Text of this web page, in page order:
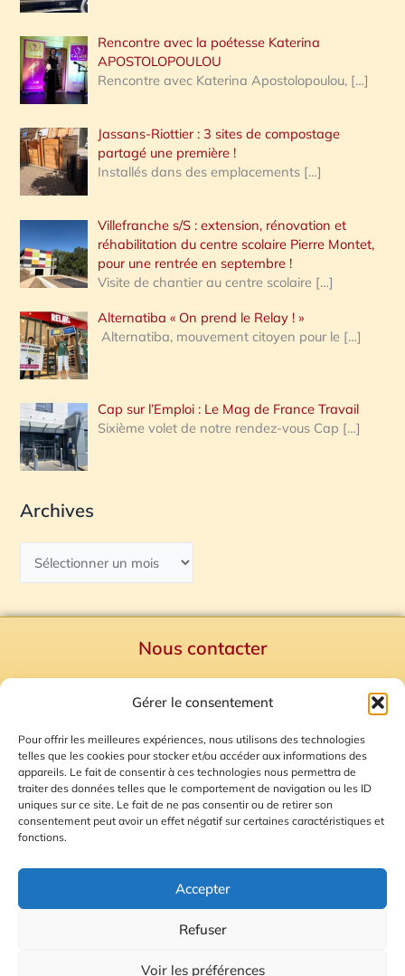
Gérer le consentement
Pour offrir les meilleures expériences, nous utilisons des technologies
telles que les cookies pour stocker et/ou accéder aux informations des
appareils. Le fait de consentir à ces technologies nous permettra de
traiter des données telles que le comportement de navigation ou les ID
uniques sur ce site. Le fait de ne pas consentir ou de retirer son
consentement peut avoir un effet négatif sur certaines caractéristiques et
fonctions.
Accepter
Refuser
Voir les préférences
Rencontre avec la poétesse Katerina
APOSTOLOPOULOU
Rencontre avec Katerina Apostolopoulou, […]
Jassans-Riottier : 3 sites de compostage
partagé une première !
Installés dans des emplacements […]
Villefranche s/S : extension, rénovation et
réhabilitation du centre scolaire Pierre Montet,
pour une rentrée en septembre !
Visite de chantier au centre scolaire […]
Alternatiba « On prend le Relay ! »
Alternatiba, mouvement citoyen pour le […]
Cap sur l’Emploi : Le Mag de France Travail
Sixième volet de notre rendez-vous Cap […]
Archives
Nous contacter
Mentions Légales
Plan du site
Gestion des Cookies
© 2026 Radio Calade